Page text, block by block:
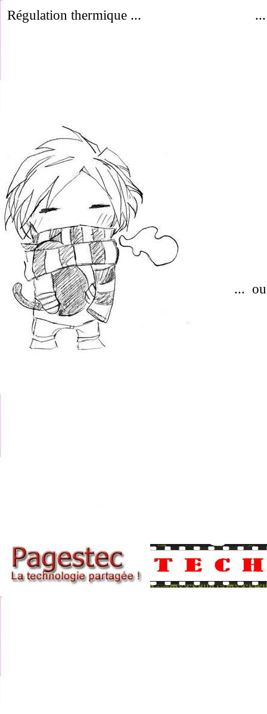
Régulation thermique ...
... ou